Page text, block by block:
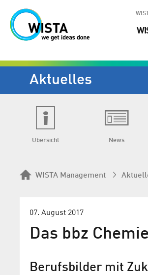
Aktuelles
Übersicht News
WISTA Management
07. August 2017
Das bbz
Berufsbilder mit